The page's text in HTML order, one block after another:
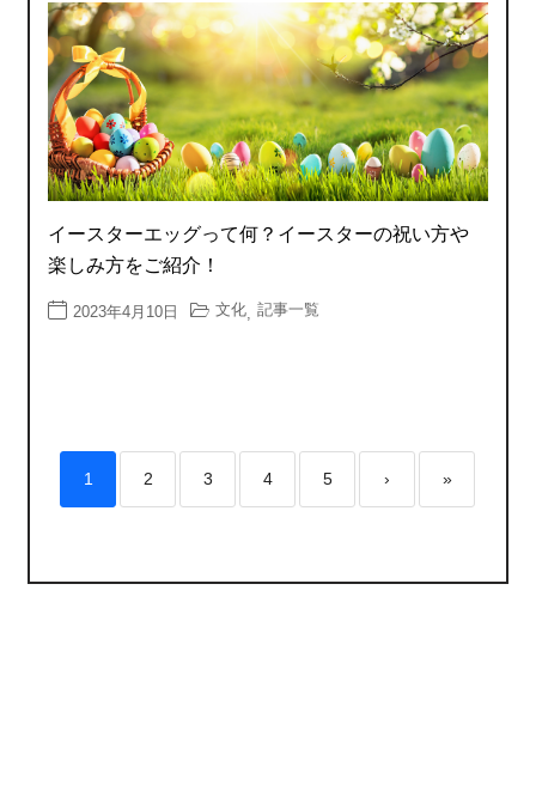
イースターエッグって何？イースターの祝い方や
楽しみ方をご紹介！
2023年4月10日 文化 記事一覧
1 2 3 4 5 › »